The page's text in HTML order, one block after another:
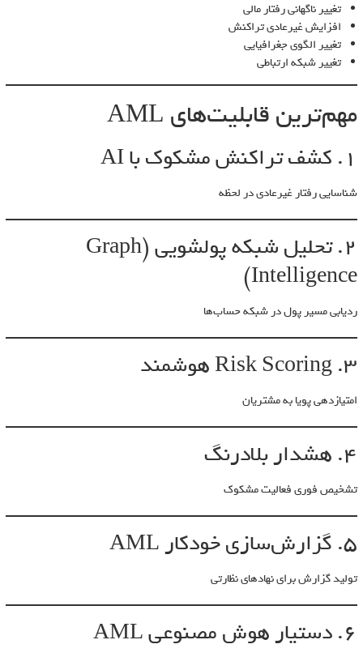
تغییر ناگهانی رفتار مالی
افزایش غیرعادی تراکنش
تغییر الگوی جغرافیایی
تغییر شبکه ارتباطی
مهم‌ترین قابلیت‌های AML
1. کشف تراکنش مشکوک با AI
شناسایی رفتار غیرعادی در لحظه
2. تحلیل شبکه پولشویی (Graph
Intelligence)
ردیابی مسیر پول در شبکه حساب‌ها
3. Risk Scoring هوشمند
امتیازدهی پویا به مشتریان
4. هشدار بلادرنگ
تشخیص فوری فعالیت مشکوک
5. گزارش‌سازی خودکار AML
تولید گزارش برای نهادهای نظارتی
6. دستیار هوش مصنوعی AML